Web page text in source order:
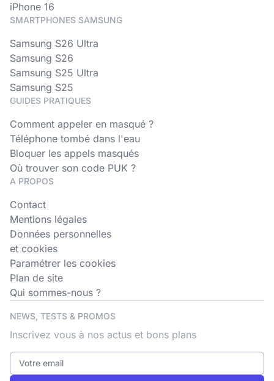
iPhone 16
SMARTPHONES SAMSUNG
Samsung S26 Ultra
Samsung S26
Samsung S25 Ultra
Samsung S25
GUIDES PRATIQUES
Comment appeler en masqué ?
Téléphone tombé dans l'eau
Bloquer les appels masqués
Où trouver son code PUK ?
A PROPOS
Contact
Mentions légales
Données personnelles
et cookies
Paramétrer les cookies
Plan de site
Qui sommes-nous ?
NEWS, TESTS & PROMOS
Inscrivez vous à nos actus et bons plans